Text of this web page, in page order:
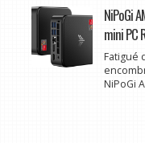
NiPoGi
mini PC
Fatigué
NiPoGi